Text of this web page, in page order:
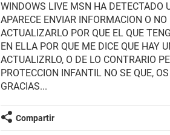
WINDOWS LIVE MSN HA DETECTADO
APARECE ENVIAR INFORMACION O
ACTUALIZARLO POR QUE EL QUE
EN ELLA POR QUE ME DICE QUE HAY
ACTUALIZRLO, O DE LO CONTRARIO
PROTECCION INFANTIL NO SE QUE,
GRACIAS...
Compartir